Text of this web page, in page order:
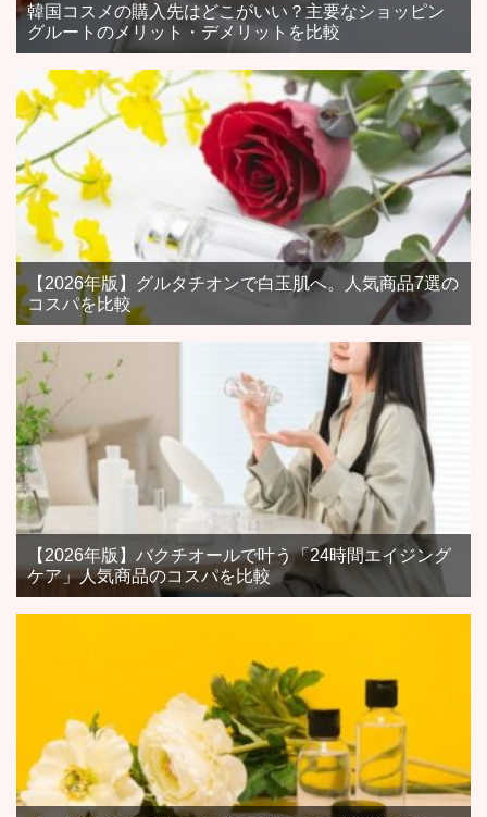
韓国コスメの購入先はどこがいい？主要なショッピン
グルートのメリット・デメリットを比較
【2026年版】グルタチオンで白玉肌へ。人気商品7選の
コスパを比較
【2026年版】バクチオールで叶う「24時間エイジング
ケア」人気商品のコスパを比較